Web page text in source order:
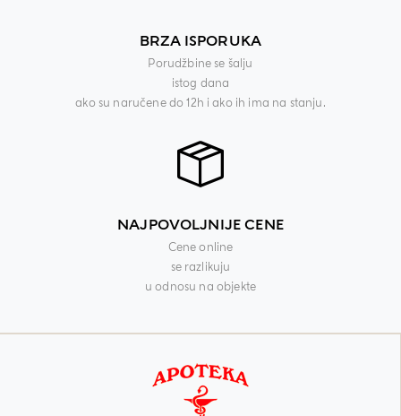
BRZA ISPORUKA
Porudžbine se šalju
istog dana
ako su naručene do 12h i ako ih ima na stanju.
NAJPOVOLJNIJE CENE
Cene online
se razlikuju
u odnosu na objekte